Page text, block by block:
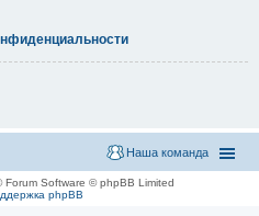
Наша команда
Forum Software © phpBB Limited
phpBB